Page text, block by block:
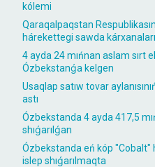
kólemi
Qaraqalpaqstan
hárekettegi sawda kárxanaları
4 ayda 24 mıńnan aslam sırt
Ózbekstanǵa kelgen
Usaqlap satıw tovar
astı
Ózbekstanda 4 ayda 417,5
shıǵarılǵan
Ózbekstanda eń kóp
islep shıǵarılmaqta